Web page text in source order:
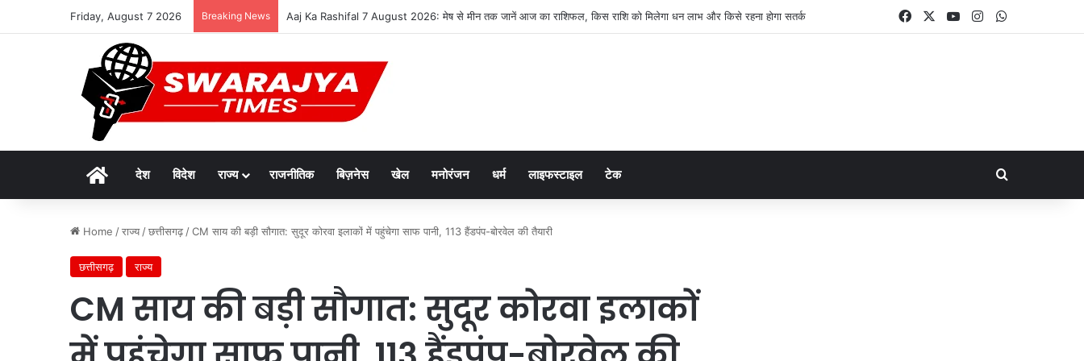
Friday, August 7 2026 Breaking News विकसित मध्यप्रदेश-2047’ की वित्तीय रूपरेखा तैयार FacebookYouTubeInstagram
Homeदेश विदेश राज्य राजनीतिक बिज़नेस खेल मनोरंजन धर्म लाइफस्टाइल टेक Search for
Home /राज्य /छत्तीसगढ़ /CM साय की बड़ी सौगात: सुदूर कोरवा इलाकों में पहुंचेगा साफ पानी, 113 हैंडपंप-बोरवेल की तैयारी
छत्तीसगढ़ राज्य
CM साय की बड़ी सौगात: सुदूर कोरवा इलाकों